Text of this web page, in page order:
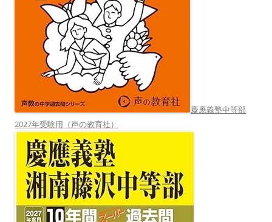
慶應義塾中等部
2027年受験用（声の教育社）